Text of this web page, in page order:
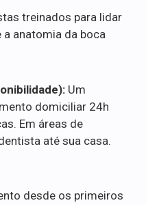
treinados para lidar
a anatomia da boca
Um
domiciliar 24h
Em áreas de
até sua casa.
desde os primeiros